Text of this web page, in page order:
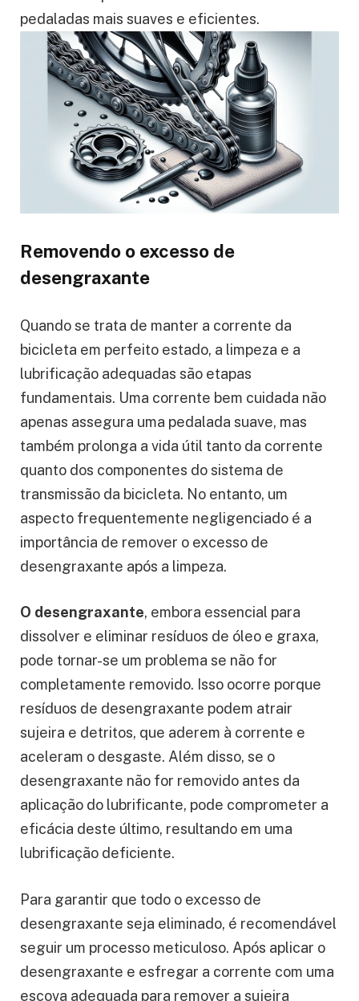
pedaladas mais suaves e eficientes.
Removendo o excesso de
desengraxante
Quando se trata de manter a corrente da
bicicleta em perfeito estado, a limpeza e a
lubrificação adequadas são etapas
fundamentais. Uma corrente bem cuidada não
apenas assegura uma pedalada suave, mas
também prolonga a vida útil tanto da corrente
quanto dos componentes do sistema de
transmissão da bicicleta. No entanto, um
aspecto frequentemente negligenciado é a
importância de remover o excesso de
desengraxante após a limpeza.
O desengraxante, embora essencial para
dissolver e eliminar resíduos de óleo e graxa,
pode tornar-se um problema se não for
completamente removido. Isso ocorre porque
resíduos de desengraxante podem atrair
sujeira e detritos, que aderem à corrente e
aceleram o desgaste. Além disso, se o
desengraxante não for removido antes da
aplicação do lubrificante, pode comprometer a
eficácia deste último, resultando em uma
lubrificação deficiente.
Para garantir que todo o excesso de
desengraxante seja eliminado, é recomendável
seguir um processo meticuloso. Após aplicar o
desengraxante e esfregar a corrente com uma
escova adequada para remover a sujeira